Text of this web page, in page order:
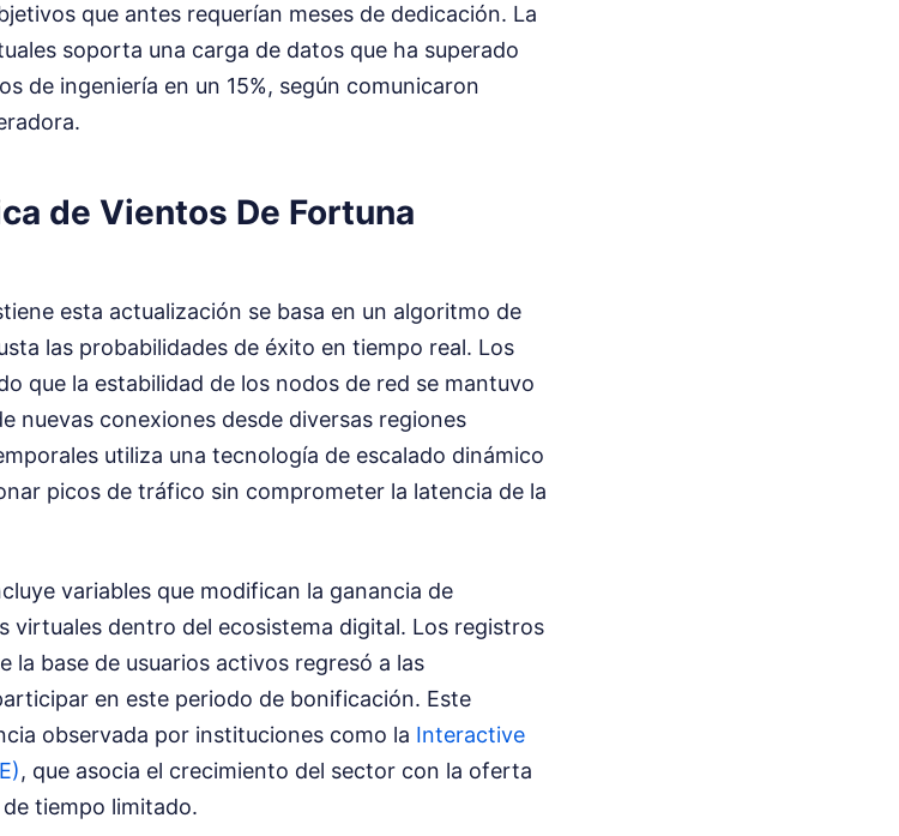
que antes requerían meses de dedicación. La
soporta una carga de datos que ha superado
de ingeniería en un 15%, según comunicaron
de Vientos De Fortuna
esta actualización se basa en un algoritmo de
las probabilidades de éxito en tiempo real. Los
que la estabilidad de los nodos de red se mantuvo
nuevas conexiones desde diversas regiones
utiliza una tecnología de escalado dinámico
picos de tráfico sin comprometer la latencia de la
variables que modifican la ganancia de
virtuales dentro del ecosistema digital. Los registros
la base de usuarios activos regresó a las
en este periodo de bonificación. Este
observada por instituciones como la Interactive
, que asocia el crecimiento del sector con la oferta
tiempo limitado.